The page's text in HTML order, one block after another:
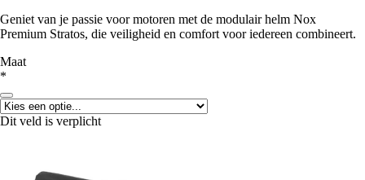
Geniet van je passie voor motoren met de modulair helm Nox
Premium Stratos, die veiligheid en comfort voor iedereen combineert.
Maat
*
Dit veld is verplicht